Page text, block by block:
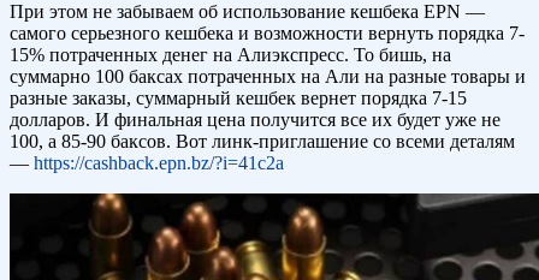
При этом не забываем об использование кешбека EPN —
самого серьезного кешбека и возможности вернуть порядка 7-
15% потраченных денег на Алиэкспресс. То бишь, на
суммарно 100 баксах потраченных на Али на разные товары и
разные заказы, суммарный кешбек вернет порядка 7-15
долларов. И финальная цена получится все их будет уже не
100, а 85-90 баксов. Вот линк-приглашение со всеми деталям
— https://cashback.epn.bz/?i=41c2a